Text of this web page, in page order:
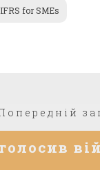
IFRS for SMEs